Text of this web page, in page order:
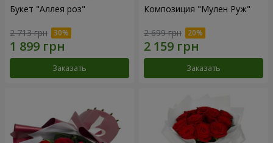
Букет "Аллея роз"
2 713 грн
Заказать
Композиция "Мулен Руж"
2 699 грн
Заказать